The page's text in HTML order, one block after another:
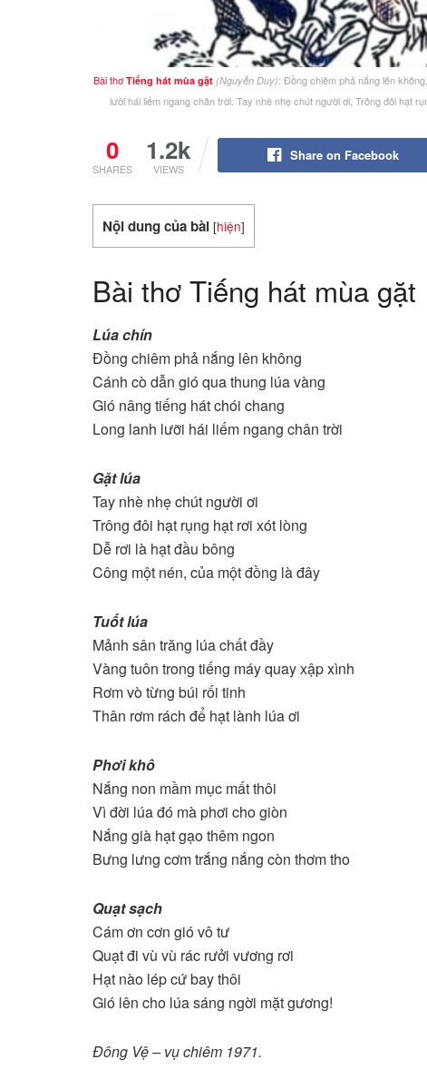
Bài thơTiếng hát mùa gặt (Nguyễn Duy): Đồng chiêm phả nắng lên
lưỡi hái liếm ngang chân trời. Tay nhè nhẹ chút người ơi, Trông đôi hạt
0
SHARES
1.2k
VIEWS
Share on Facebook
Nội dung của bài [hiện]
Bài thơ Tiếng hát mùa gặt
Lúa chín
Đồng chiêm phả nắng lên không
Cánh cò dẫn gió qua thung lúa vàng
Gió nâng tiếng hát chói chang
Long lanh lưỡi hái liếm ngang chân trời
Gặt lúa
Tay nhè nhẹ chút người ơi
Trông đôi hạt rụng hạt rơi xót lòng
Dễ rơi là hạt đầu bông
Công một nén, của một đồng là đây
Tuốt lúa
Mảnh sân trăng lúa chất đầy
Vàng tuôn trong tiếng máy quay xập xình
Rơm vò từng búi rối tinh
Thân rơm rách để hạt lành lúa ơi
Phơi khô
Nắng non mầm mục mất thôi
Vì đời lúa đó mà phơi cho giòn
Nắng già hạt gạo thêm ngon
Bưng lưng cơm trắng nắng còn thơm tho
Quạt sạch
Cám ơn cơn gió vô tư
Quạt đi vù vù rác rưởi vương rơi
Hạt nào lép cứ bay thôi
Gió lên cho lúa sáng ngời mặt gương!
Đông Vệ – vụ chiêm 1971.